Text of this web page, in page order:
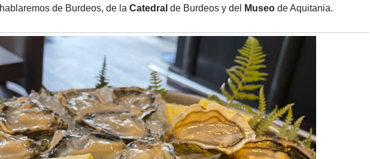
de Burdeos, de la Catedral de Burdeos y del Museo de Aquitania.